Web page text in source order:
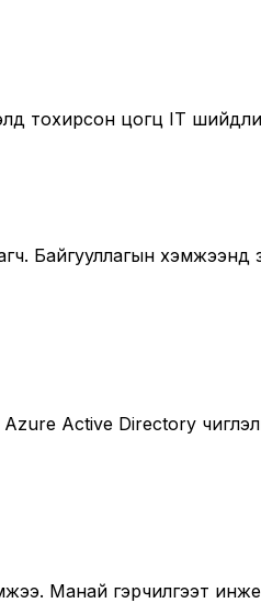
тохирсон цогц IT
Байгууллагын
Active Directory
Манай гэрчилгээт